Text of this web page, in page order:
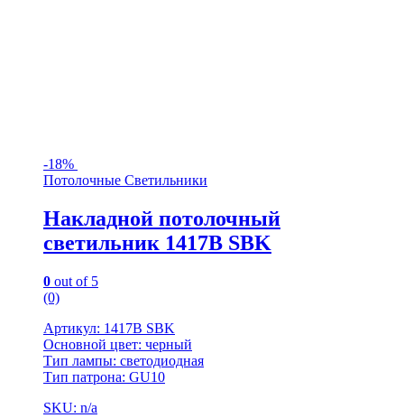
-18%
Потолочные Светильники
Накладной потолочный
светильник 1417B SBK
0 out of 5
(0)
Артикул: 1417B SBK
Основной цвет: черный
Тип лампы: светодиодная
Тип патрона: GU10
SKU: n/a